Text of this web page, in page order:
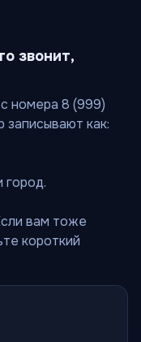
звонит,
номера 8 (999)
как:
город.
вам тоже
короткий